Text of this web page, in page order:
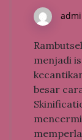
menjadi
besar